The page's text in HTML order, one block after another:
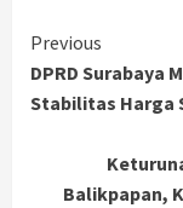
Continue
Reading
Previous
DPRD Surabaya
Stabilitas Harga
Balikpapan,